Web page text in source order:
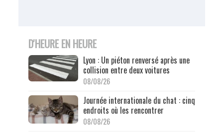
D'HEURE EN HEURE
Lyon : Un piéton renversé après une
collision entre deux voitures
08/08/26
Journée internationale du chat : cinq
endroits où les rencontrer
08/08/26